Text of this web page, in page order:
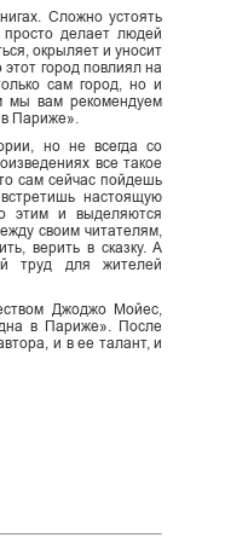
Сложно устоять
делает людей
окрыляет и уносит
город повлиял на
сам город, но и
мы вам рекомендуем
Париже».
но не всегда со
все такое
сам сейчас пойдешь
настоящую
этим и выделяются
своим читателям,
верить в сказку. А
труд для жителей
Джоджо Мойес,
в Париже». После
и в ее талант, и